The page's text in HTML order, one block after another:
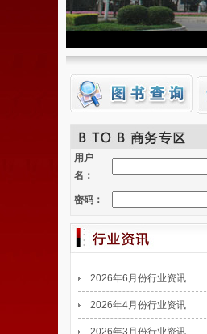
用户
名：
密码：
2026年6月份行业资讯
2026年4月份行业资讯
2026年3月份行业资讯